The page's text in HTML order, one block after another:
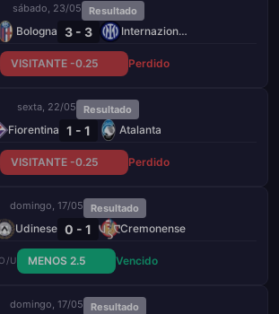
sábado, 23/05 Resultado
Bologna 3 - 3 Internazionale
VISITANTE -0.25 Perdido
sexta, 22/05 Resultado
Fiorentina 1 - 1 Atalanta
VISITANTE -0.25 Perdido
domingo, 17/05 Resultado
Udinese 0 - 1 Cremonense
U MENOS 2.5 Vencido
domingo, 17/05 Resultado